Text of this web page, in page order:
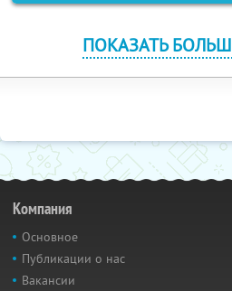
ПОКАЗАТЬ
Компания
Основное
Публикации о нас
Вакансии